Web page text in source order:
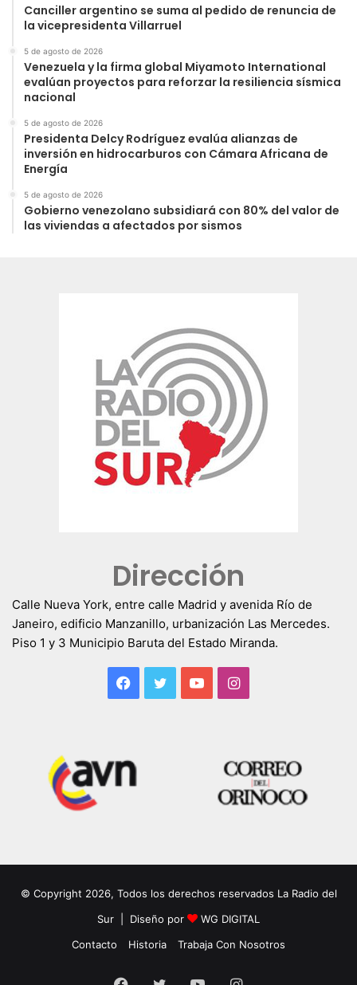
Canciller argentino se suma al pedido de renuncia de
la vicepresidenta Villarruel
5 de agosto de 2026
Venezuela y la firma global Miyamoto International
evalúan proyectos para reforzar la resiliencia sísmica
nacional
5 de agosto de 2026
Presidenta Delcy Rodríguez evalúa alianzas de
inversión en hidrocarburos con Cámara Africana de
Energía
5 de agosto de 2026
Gobierno venezolano subsidiará con 80% del valor de
las viviendas a afectados por sismos
Dirección
Calle Nueva York, entre calle Madrid y avenida Río de
Janeiro, edificio Manzanillo, urbanización Las Mercedes.
Piso 1 y 3 Municipio Baruta del Estado Miranda.
Facebook
TwitterYouTubeInstagram
© Copyright 2026, Todos los derechos reservados La Radio del
Sur | Diseño por
WG DIGITAL
Contacto
Historia Trabaja Con Nosotros